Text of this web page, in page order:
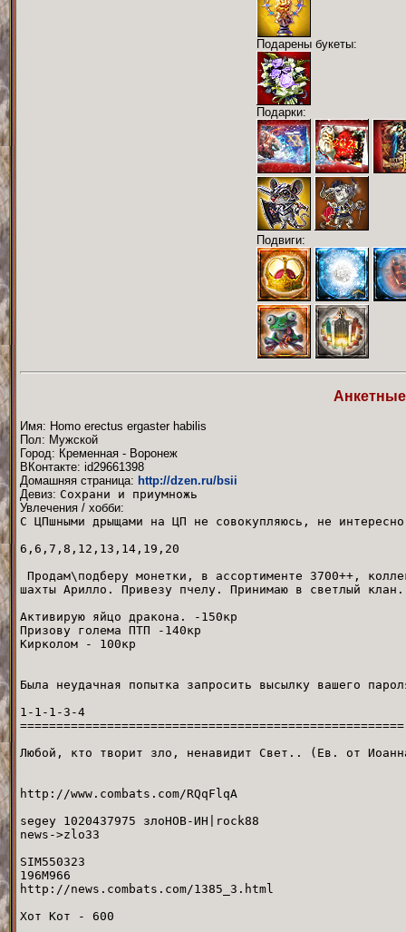
Подарены букеты:
Подарки:
Подвиги:
Имя: Homo erectus ergaster habilis
Пол: Мужской
Город: Кременная - Воронеж
ВКонтакте: id29661398
Домашняя страница: http://dzen.ru/bsii
Девиз: Сохрани и приумножь
Увлечения / хобби:
С ЦПшными дрыщами на ЦП не совокупляюсь, не
6,6,7,8,12,13,14,19,20
Продам\подберу монетки, в ассортименте 3700++,
шахты Арилло. Привезу пчелу. Принимаю в светлый клан.
Активирую яйцо дракона. -150кр
Призову голема ПТП -140кр
Кирколом - 100кр
Была неудачная попытка запросить высылку вашего
1-1-1-3-4
=====================================================
Любой, кто творит зло, ненавидит Свет.. (Eв. от
http://www.combats.com/RQqFlqA
segey 1020437975 злоНОВ-ИН|rock88
news->zlo33
SIM550323
196M966
http://news.combats.com/1385_3.html
Хот Кот - 600